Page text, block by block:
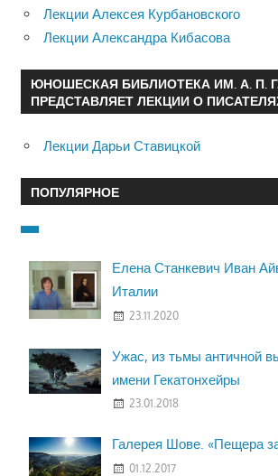
Лекции Алексея Курбановского
Лекции Александра Кибасова
ЮНОШЕСКАЯ БИБЛИОТЕКА ИМ. А. П.
ПРЕДСТАВЛЯЕТ ЛЕКЦИИ О
Лекции Дарьи Ставицкой
ПОПУЛЯРНОЕ
Елена Станкевич Иван
Италии
23.11.2020
Ужас, из тьмы античной
имени Гекатонхейры
23.01.2018
Галерея Шове. «Пещера
01.12.2017